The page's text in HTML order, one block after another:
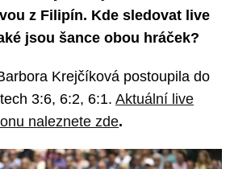
z Filipín. Kde sledovat live
jsou šance obou hráček?
Krejčíková postoupila do
3:6, 6:2, 6:1. Aktuální live
naleznete zde.